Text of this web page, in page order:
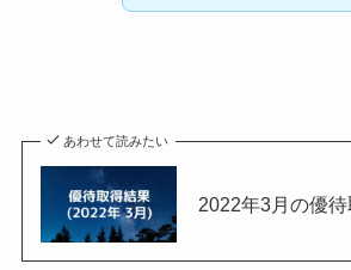
あわせて読みたい
2022年3月の優